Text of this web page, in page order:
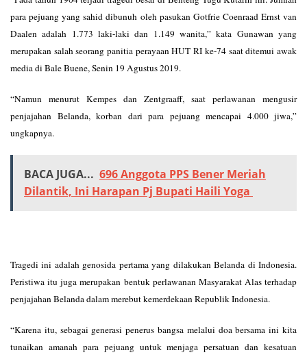
para pejuang yang sahid dibunuh oleh pasukan Gotfrie Coenraad Ernst van
Daalen adalah 1.773 laki-laki dan 1.149 wanita,” kata Gunawan yang
merupakan salah seorang panitia perayaan HUT RI ke-74 saat ditemui awak
media di Bale Buene, Senin 19 Agustus 2019.
“Namun menurut Kempes dan Zentgraaff, saat perlawanan mengusir
penjajahan Belanda, korban dari para pejuang mencapai 4.000 jiwa,”
ungkapnya.
BACA JUGA... 696 Anggota PPS Bener Meriah
Dilantik, Ini Harapan Pj Bupati Haili Yoga
Tragedi ini adalah genosida pertama yang dilakukan Belanda di Indonesia.
Peristiwa itu juga merupakan bentuk perlawanan Masyarakat Alas terhadap
penjajahan Belanda dalam merebut kemerdekaan Republik Indonesia.
“Karena itu, sebagai generasi penerus bangsa melalui doa bersama ini kita
tunaikan amanah para pejuang untuk menjaga persatuan dan kesatuan